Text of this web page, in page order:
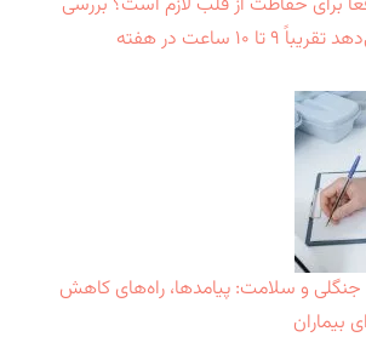
۱۰ ساعت در هفته
و سلامت: پیامدها، راه‌های کاهش
بیماران